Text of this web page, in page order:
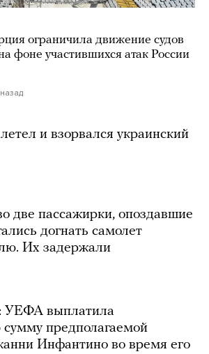
ограничила движение судов
фоне участившихся атак России
и взорвался украинский
две пассажирки, опоздавшие
догнать самолет
Их задержали
УЕФА выплатила
предполагаемой
Инфантино во время его